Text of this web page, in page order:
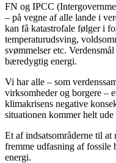
FN og IPCC
– på vegne af alle lande i
kan få katastrofale følger i
temperaturudsving,
svømmelser etc.
bæredygtig energi.
Vi har alle – som
virksomheder og borgere –
klimakrisens negative
situationen kommer helt
Et af indsatsområderne til
fremme udfasning af
energi.